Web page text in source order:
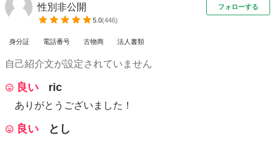
性別非公開
5.0(446)
フォローする
身分証 電話番号 古物商 法人書類
自己紹介文が設定されていません
良い ric
ありがとうございました！
良い とし